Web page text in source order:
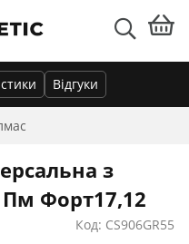
Відгуки
з
Пм Форт17,12
Код: CS906GR55